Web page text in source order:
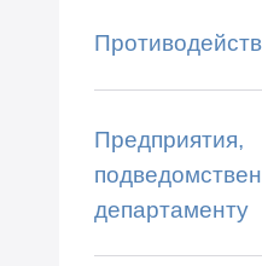
Предприятия,
департаменту